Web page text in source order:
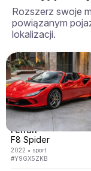
7 krajach
Hiszpanii, Francji,
Monako.
Obejmujemy
europejskich,
Cannes, Saint
Wenecja, Monte
Rozszerz swoje
powiązanym
lokalizacji.
Ferrari
F8 Spider
2022 • sport
#Y9GX5ZKB